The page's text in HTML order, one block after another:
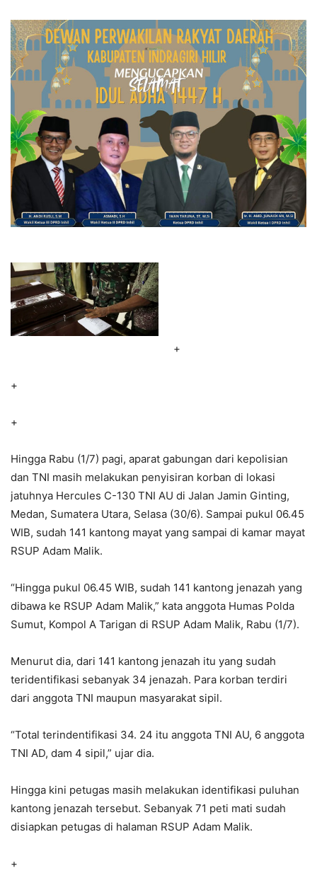
+
+
+
Hingga Rabu (1/7) pagi, aparat gabungan dari kepolisian
dan TNI masih melakukan penyisiran korban di lokasi
jatuhnya Hercules C-130 TNI AU di Jalan Jamin Ginting,
Medan, Sumatera Utara, Selasa (30/6). Sampai pukul 06.45
WIB, sudah 141 kantong mayat yang sampai di kamar mayat
RSUP Adam Malik.
“Hingga pukul 06.45 WIB, sudah 141 kantong jenazah yang
dibawa ke RSUP Adam Malik,” kata anggota Humas Polda
Sumut, Kompol A Tarigan di RSUP Adam Malik, Rabu (1/7).
Menurut dia, dari 141 kantong jenazah itu yang sudah
teridentifikasi sebanyak 34 jenazah. Para korban terdiri
dari anggota TNI maupun masyarakat sipil.
“Total terindentifikasi 34. 24 itu anggota TNI AU, 6 anggota
TNI AD, dam 4 sipil,” ujar dia.
Hingga kini petugas masih melakukan identifikasi puluhan
kantong jenazah tersebut. Sebanyak 71 peti mati sudah
disiapkan petugas di halaman RSUP Adam Malik.
+